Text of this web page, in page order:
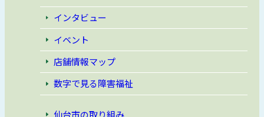
インタビュー
イベント
店舗情報マップ
数字で見る障害福祉
仙台市の取り組み